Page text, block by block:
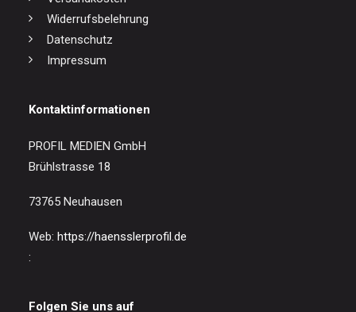
Widerrufsbelehrung
Datenschutz
Impressum
Kontaktinformationen
PROFIL MEDIEN GmbH
Brühlstrasse 18
73765 Neuhausen
Web: https://haensslerprofil.de
:
Folgen Sie uns auf